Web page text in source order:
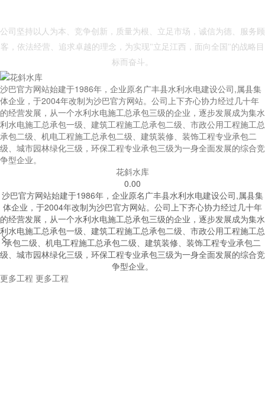
公司坚持以人为本、竞争创新，质量为根、立足市场，诚信为德、服务顾
客，依法经营、追求卓越的理念，为实现"立足江西，面向全国"的战略目
标而奋斗。
沙巴官方网站始建于1986年，企业原名广丰县水利水电建设公司,属县集
体企业，于2004年改制为沙巴官方网站。公司上下齐心协力经过几十年
的经营发展，从一个水利水电施工总承包三级的企业，逐步发展成为集水
利水电施工总承包一级、建筑工程施工总承包二级、市政公用工程施工总
承包二级、机电工程施工总承包二级、建筑装修、装饰工程专业承包二
级、城市园林绿化三级，环保工程专业承包三级为一身全面发展的综合竞
争型企业。
花斜水库
0.00
沙巴官方网站始建于1986年，企业原名广丰县水利水电建设公司,属县集
体企业，于2004年改制为沙巴官方网站。公司上下齐心协力经过几十年
的经营发展，从一个水利水电施工总承包三级的企业，逐步发展成为集水
利水电施工总承包一级、建筑工程施工总承包二级、市政公用工程施工总
承包二级、机电工程施工总承包二级、建筑装修、装饰工程专业承包二
级、城市园林绿化三级，环保工程专业承包三级为一身全面发展的综合竞
争型企业。


更多工程 更多工程